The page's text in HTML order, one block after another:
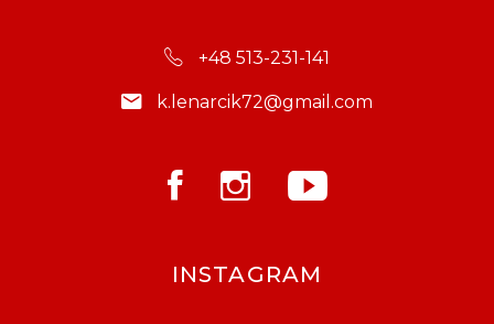
+48 513-231-141
k.lenarcik72@gmail.com
INSTAGRAM